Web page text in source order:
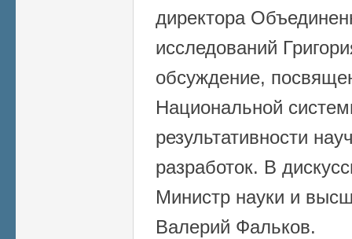
директора
исследований
обсуждение,
Национальной
результативности
разработок. В
Министр науки и
Валерий Фальков.